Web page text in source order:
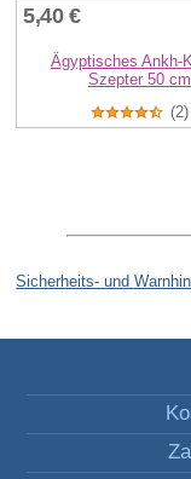
5,40 €
Ägyptisches Ankh-
Szepter 50 cm
(2)
Sicherheits- und